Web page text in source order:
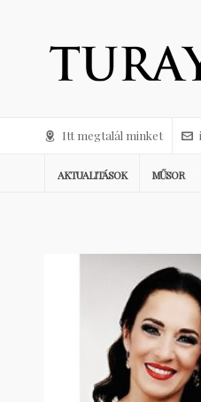
Itt megtalál minket
AKTUALITÁSOK MŰSOR